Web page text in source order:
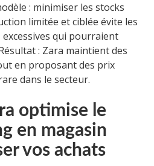
: minimiser les stocks
limitée et ciblée évite les
qui pourraient
: Zara maintient des
en proposant des prix
dans le secteur.
optimise le
en magasin
vos achats